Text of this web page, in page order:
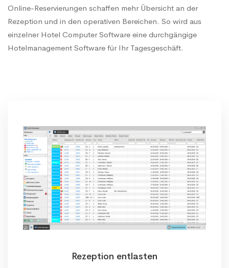
Online-Reservierungen schaffen mehr Übersicht an der
Rezeption und in den operativen Bereichen. So wird aus
einzelner Hotel Computer Software eine durchgängige
Hotelmanagement Software für Ihr Tagesgeschäft.
Rezeption entlasten